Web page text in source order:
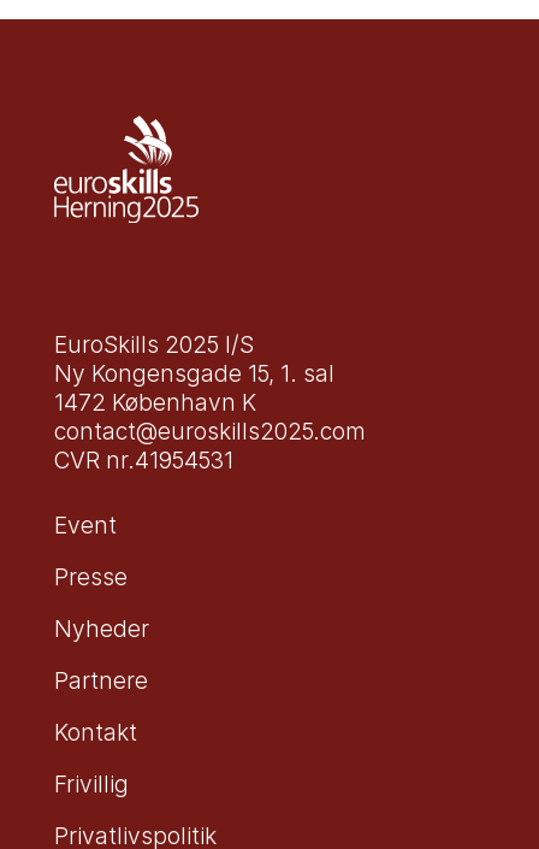
EuroSkills 2025 I/S
Ny Kongensgade 15, 1. sal
1472 København K
contact@euroskills2025.com
CVR nr.41954531
Event
Presse
Nyheder
Partnere
Kontakt
Frivillig
Privatlivspolitik